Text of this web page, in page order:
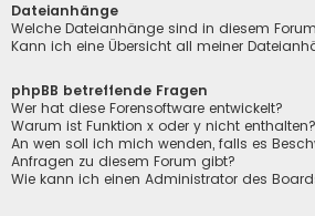
Dateianhänge
Welche Dateianhänge sind in diesem
Kann ich eine Übersicht all meiner
phpBB betreffende Fragen
Wer hat diese Forensoftware entwickelt?
Warum ist Funktion x oder y nicht enthalten?
An wen soll ich mich wenden, falls es
Anfragen zu diesem Forum gibt?
Wie kann ich einen Administrator des